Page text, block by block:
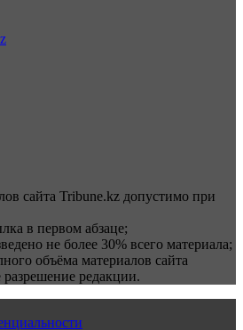
сайта Tribune.kz допустимо при
в первом абзаце;
не более 30% всего материала;
объёма материалов сайта
редакции.